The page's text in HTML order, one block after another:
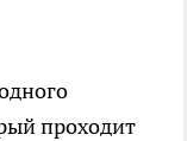
проходит